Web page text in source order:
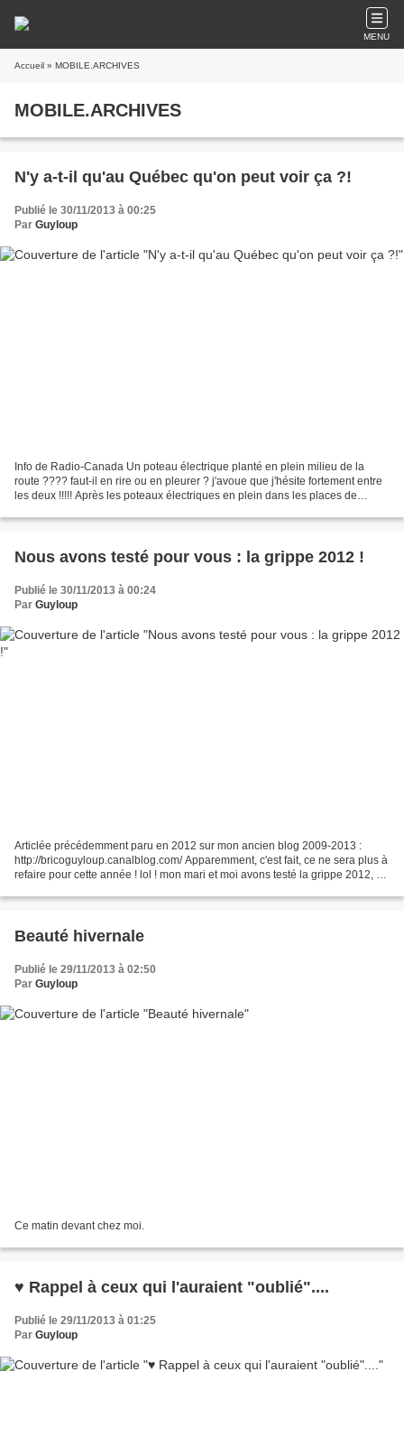
MENU
Accueil » MOBILE.ARCHIVES
MOBILE.ARCHIVES
N'y a-t-il qu'au Québec qu'on peut voir ça ?!
Publié le 30/11/2013 à 00:25
Par Guyloup
Info de Radio-Canada Un poteau électrique planté en plein milieu de la
route ???? faut-il en rire ou en pleurer ? j'avoue que j'hésite fortement entre
les deux !!!!! Après les poteaux électriques en plein dans les places de
Nous avons testé pour vous : la grippe 2012 !
Publié le 30/11/2013 à 00:24
Par Guyloup
Articlée précédemment paru en 2012 sur mon ancien blog 2009-2013 :
http://bricoguyloup.canalblog.com/ Apparemment, c'est fait, ce ne sera plus à
refaire pour cette année ! lol ! mon mari et moi avons testé la grippe 2012, ou
Beauté hivernale
Publié le 29/11/2013 à 02:50
Par Guyloup
Ce matin devant chez moi.
♥ Rappel à ceux qui l'auraient "oublié"....
Publié le 29/11/2013 à 01:25
Par Guyloup